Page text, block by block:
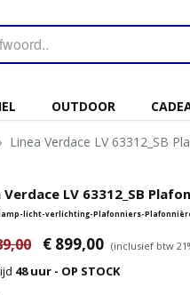
OUTDOOR
› Linea Verdace LV 63312_SB
Verdace LV 63312_SB
licht-verlichting-Plafonniers-
€ 899,00 (inclusief btw
48 uur - OP STOCK